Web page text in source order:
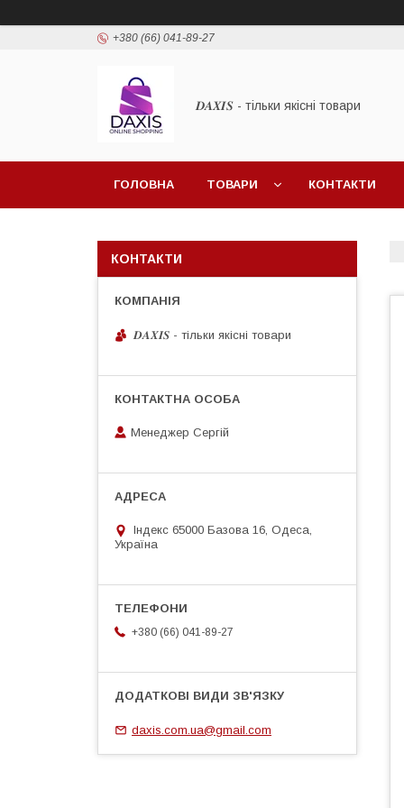
+380 (66) 041-89-27
𝑫𝑨𝑿𝑰𝑺 - тільки якісні товари
ГОЛОВНА ТОВАРИ КОНТАКТИ
КОНТАКТИ
𝑫𝑨𝑿𝑰𝑺 - тільки якісні товари
Менеджер Сергій
Індекс 65000 Базова 16, Одеса,
Україна
+380 (66) 041-89-27
daxis.com.ua@gmail.com